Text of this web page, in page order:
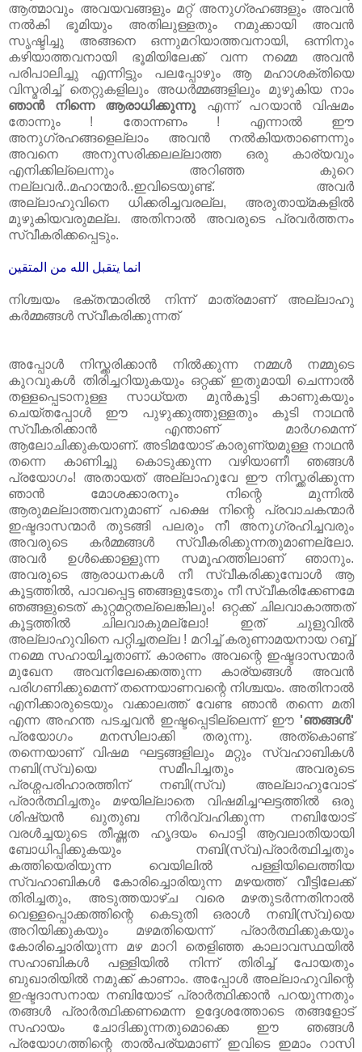
ആത്മാവും അവയവങ്ങളും മറ്റ്‌ അനുഗ്രഹങ്ങളും അവൻ
നൽകി ഭൂമിയും അതിലുള്ളതും നമുക്കായി അവൻ
സൃഷ്ടിച്ചു അങ്ങനെ ഒന്നുമറിയാത്തവനായി, ഒന്നിനും
കഴിയാത്തവനായി ഭൂമിയിലേക്ക്‌ വന്ന നമ്മെ അവൻ
പരിപാലിച്ചു എന്നിട്ടും പലപ്പോഴും ആ മഹാശക്തിയെ
വിസ്മരിച്ച്‌ തെറ്റുകളിലും അധർമ്മങ്ങളിലും മുഴുകിയ നാം
ഞാൻ നിന്നെ ആരാധിക്കുന്നു എന്ന് പറയാൻ വിഷമം
തോന്നും ! തോന്നണം ! എന്നാൽ ഈ
അനുഗ്രഹങ്ങളെല്ലാം അവൻ നൽകിയതാണെന്നും
അവനെ അനുസരിക്കലല്ലാത്ത ഒരു കാര്യവും
എനിക്കില്ലെന്നും അറിഞ്ഞ കുറെ
നല്ലവർ..മഹാന്മാർ..ഇവിടെയുണ്ട്‌. അവർ
അല്ലാഹുവിനെ ധിക്കരിച്ചവരല്ല, അരുതായ്മകളിൽ
മുഴുകിയവരുമല്ല. അതിനാൽ അവരുടെ പ്രവർത്തനം
സ്വീകരിക്കപ്പെടും.
انما يتقبل الله من المتقين
നിശ്ചയം ഭക്തന്മാരിൽ നിന്ന് മാത്രമാണ്‌ അല്ലാഹു
കർമ്മങ്ങൾ സ്വീകരിക്കുന്നത്‌
അപ്പോൾ നിസ്ക്കരിക്കാൻ നിൽക്കുന്ന നമ്മൾ നമ്മുടെ
കുറവുകൾ തിരിച്ചറിയുകയും ഒറ്റക്ക്‌ ഇതുമായി ചെന്നാൽ
തള്ളപ്പെടാനുള്ള സാധ്യത മുൻകൂട്ടി കാണുകയും
ചെയ്തപ്പോൾ ഈ പുഴുക്കുത്തുള്ളതും കൂടി നാഥൻ
സ്വീകരിക്കാൻ എന്താണ്‌ മാർഗമെന്ന്
ആലോചിക്കുകയാണ്‌. അടിമയോട്‌ കാരുണ്യമുള്ള നാഥൻ
തന്നെ കാണിച്ചു കൊടുക്കുന്ന വഴിയാണീ ഞങ്ങൾ
പ്രയോഗം! അതായത്‌ അല്ലാഹുവേ ഈ നിസ്ക്കരിക്കുന്ന
ഞാൻ മോശക്കാരനും നിന്റെ മുന്നിൽ
ആരുമല്ലാത്തവനുമാണ്‌ പക്ഷെ നിന്റെ പ്രവാചകന്മാർ
ഇഷ്ടദാസന്മാർ തുടങ്ങി പലരും നീ അനുഗ്രഹിച്ചവരും
അവരുടെ കർമ്മങ്ങൾ സ്വീകരിക്കുന്നതുമാണല്ലോ.
അവർ ഉൾക്കൊള്ളുന്ന സമൂഹത്തിലാണ്‌ ഞാനും.
അവരുടെ ആരാധനകൾ നീ സ്വീകരിക്കുമ്പോൾ ആ
കൂട്ടത്തിൽ, പാവപ്പെട്ട ഞങ്ങളുടേതും നീ സ്വീകരിക്കേണമേ
ഞങ്ങളുടെത്‌ കുറ്റമറ്റതല്ലെങ്കിലും! ഒറ്റക്ക്‌ ചിലവാകാത്തത്‌
കൂട്ടത്തിൽ ചിലവാകുമല്ലോ! ഇത്‌ ചുളുവിൽ
അല്ലാഹുവിനെ പറ്റിച്ചതല്ല ! മറിച്ച്‌ കരുണാമയനായ റബ്ബ്‌
നമ്മെ സഹായിച്ചതാണ്‌. കാരണം അവന്റെ ഇഷ്ടദാസന്മാർ
മുഖേന അവനിലേക്കെത്തുന്ന കാര്യങ്ങൾ അവൻ
പരിഗണിക്കുമെന്ന് തന്നെയാണവന്റെ നിശ്ചയം. അതിനാൽ
എനിക്കാരുടെയും വക്കാലത്ത്‌ വേണ്ട ഞാൻ തന്നെ മതി
എന്ന അഹന്ത പടച്ചവൻ ഇഷ്ടപ്പെടില്ലെന്ന് ഈ 'ഞങ്ങൾ'
പ്രയോഗം മനസിലാക്കി തരുന്നു. അത്കൊണ്ട്‌
തന്നെയാണ്‌ വിഷമ ഘട്ടങ്ങളിലും മറ്റും സ്വഹാബികൾ
നബി(സ്വ)യെ സമീപിച്ചതും അവരുടെ
പ്രശ്നപരിഹാരത്തിന്‌ നബി(സ്വ) അല്ലാഹുവോട്‌
പ്രാർത്ഥിച്ചതും മഴയില്ലാതെ വിഷമിച്ചഘട്ടത്തിൽ ഒരു
ശിഷ്യൻ ഖുതുബ നിർവ്വഹിക്കുന്ന നബിയോട്‌
വരൾച്ചയുടെ തീഷ്ണത ഹൃദയം പൊട്ടി ആവലാതിയായി
ബോധിപ്പിക്കുകയും നബി(സ്വ)പ്രാർത്ഥിച്ചതും
കത്തിയെരിയുന്ന വെയിലിൽ പള്ളിയിലെത്തിയ
സ്വഹാബികൾ കോരിച്ചൊരിയുന്ന മഴയത്ത്‌ വീട്ടിലേക്ക്‌
തിരിച്ചതും, അടുത്തയാഴ്ച വരെ മഴതുടർന്നതിനാൽ
വെള്ളപ്പൊക്കത്തിന്റെ കെടുതി ഒരാൾ നബി(സ്വ)യെ
അറിയിക്കുകയും മഴമതിയെന്ന് പ്രാർത്ഥിക്കുകയും
കോരിച്ചൊരിയുന്ന മഴ മാറി തെളിഞ്ഞ കാലാവസ്ഥയിൽ
സഹാബികൾ പള്ളിയിൽ നിന്ന് തിരിച്ച്‌ പോയതും
ബുഖാരിയിൽ നമുക്ക്‌ കാണാം. അപ്പോൾ അല്ലാഹുവിന്റെ
ഇഷ്ടദാസനായ നബിയോട്‌ പ്രാർത്ഥിക്കാൻ പറയുന്നതും
തങ്ങൾ പ്രാർത്ഥിക്കണമെന്ന ഉദ്ദേശത്തോടെ തങ്ങളോട്‌
സഹായം ചോദിക്കുന്നതുമൊക്കെ ഈ ഞങ്ങൾ
പ്രയോഗത്തിന്റെ താൽപര്യമാണ്‌ ഇവിടെ ഇമാം റാസി